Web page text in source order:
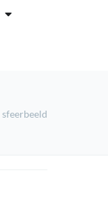
sfeerbeeld